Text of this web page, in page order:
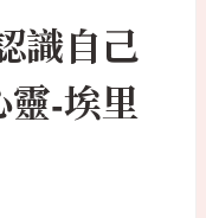
識自己
-埃里